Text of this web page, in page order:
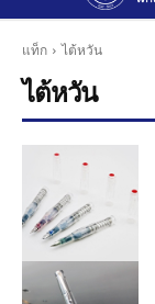
แท็ก ไต้หวัน
ไต้หวัน